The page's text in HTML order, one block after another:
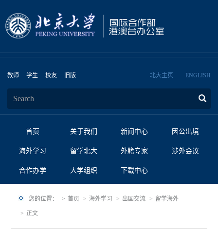
教师 学生 校友 旧版 北大主页 ENGLISH
首页 关于我们 新闻中心 因公出境
海外学习 留学北大 外籍专家 涉外会议
合作办学 大学组织 下载中心
您的位置： 首页 海外学习 出国交流 留学海外
正文